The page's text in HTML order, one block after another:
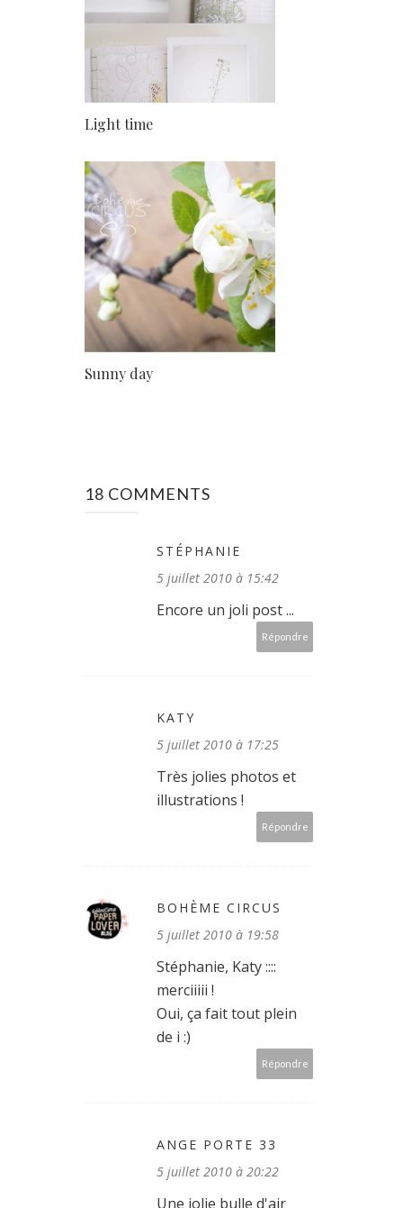
Light time
Sunny day
18 COMMENTS
STÉPHANIE
5 juillet 2010 à 15:42
Encore un joli post ...
Répondre
KATY
5 juillet 2010 à 17:25
Très jolies photos et
illustrations !
Répondre
BOHÈME CIRCUS
5 juillet 2010 à 19:58
Stéphanie, Katy ::::
merciiiii !
Oui, ça fait tout plein
de i :)
Répondre
ANGE PORTE 33
5 juillet 2010 à 20:22
Une jolie bulle d'air